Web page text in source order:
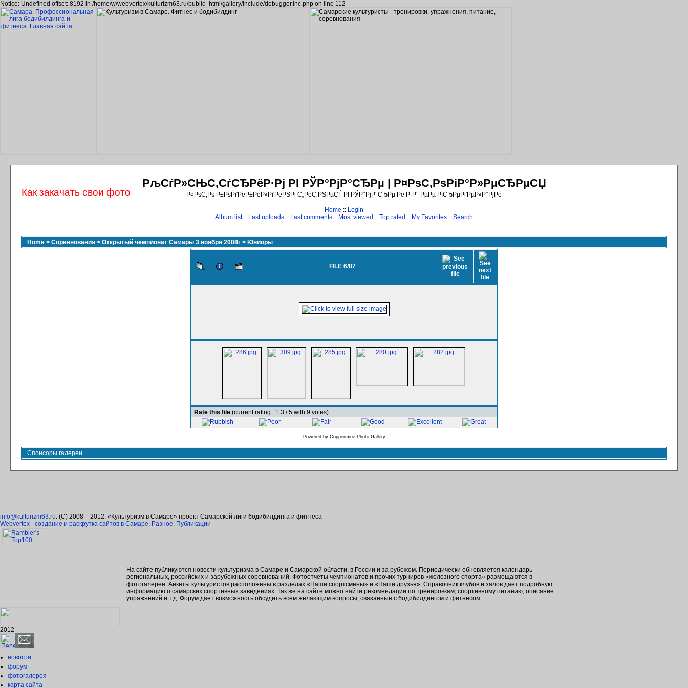
Notice: Undefined offset: 8192 in /home/w/webvertex/kulturizm63.ru/public_html/gallery/include/debugger.inc.php on line 112
РљСѓР»СЊС‚СѓСЂРёР·Рј РІ РЎР°РјР°СЂРµ | Р¤РѕС‚РѕРіР°Р»РµСЂРµСЏ
Р¤РѕС‚Рѕ Р±РѕРґРёР±РёР»РґРёРЅРі С„РёС‚РЅРµСЃ РІ РЎР°РјР°СЂРµ Рё Р·Р° РµРµ РїСЂРµРґРµР»Р°РјРё
Home :: Login
Album list:: Last uploads :: Last comments :: Most viewed :: Top rated :: My Favorites :: Search
Home > Соревнования > Открытый чемпионат Самары 3 ноября 2008г > Юниоры
FILE 6/87
Rate this file (current rating : 1.3 / 5 with 9 votes)
Powered by Coppermine Photo Gallery
Спонсоры галереи
info@kulturizm63.ru. (C) 2008 – 2012. «Культуризм в Самаре» проект Самарской лиги бодибилдинга и фитнеса
Webvertex - создание и раскрутка сайтов в Самаре. Разное. Публикации
На сайте публикуются новости культуризма в Самаре и Самарской области, в России и за рубежом. Периодически обновляется календарь
региональных, российских и зарубежных соревнований. Фотоотчеты чемпионатов и прочих турниров «железного спорта» размещаются в
фотогалерее. Анкеты культуристов расположены в разделах «Наши спортсмены» и «Наши друзья». Справочник клубов и залов дает подробную
информацию о самарских спортивных заведениях. Так же на сайте можно найти рекомендации по тренировкам, спортивному питанию, описание
упражнений и т.д. Форум дает возможность обсудить всем желающим вопросы, связанные с бодибилдингом и фитнесом.
2012
новости
форум
фотогалерея
карта сайта
Как закачать свои фото